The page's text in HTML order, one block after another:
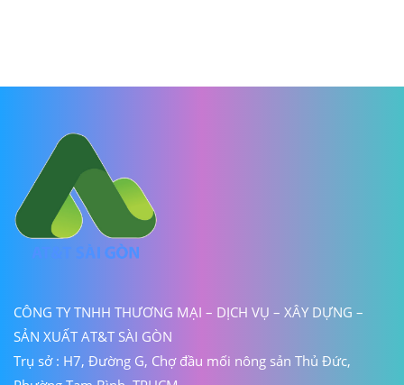
CÔNG TY TNHH THƯƠNG MẠI – DỊCH VỤ – XÂY DỰNG –
SẢN XUẤT AT&T SÀI GÒN
Trụ sở : H7, Đường G, Chợ đầu mối nông sản Thủ Đức,